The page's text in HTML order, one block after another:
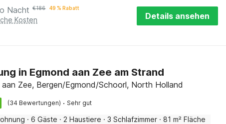
Nacht €186 49 % Rabatt
Kosten Details ansehen
in Egmond aan Zee am Strand
aan Zee, Bergen/Egmond/Schoorl, North Holland
(34 Bewertungen) · Sehr gut
· 6 Gäste · 2 Haustiere · 3 Schlafzimmer · 81 m² Fläche